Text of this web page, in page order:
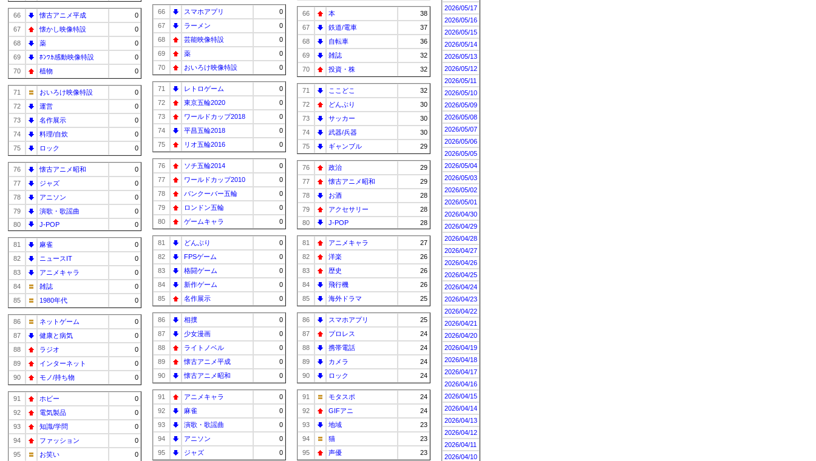
66 懐古アニメ平成
0
67
懐かし映像特設
0
68
薬
0
69
ﾎﾝﾜｶ感動映像特設
0
70
植物 0
71 おいろけ映像特設
0
72
運営
0
73
名作展示
0
74
料理/自炊
0
75
ロック 0
76 懐古アニメ昭和
0
77
ジャズ
0
78
アニソン
0
79
演歌・歌謡曲
0
80
J-POP 0
81 麻雀
0
82
ニュースIT
0
83
アニメキャラ
0
84
雑誌
0
85
1980年代 0
86 ネットゲーム
0
87
健康と病気
0
88
ラジオ
0
89
インターネット
0
90
モノ/持ち物 0
91 ホビー
0
92
電気製品
0
93
知識/学問
0
94
ファッション
0
95
お笑い 0
66 スマホアプリ
0
67
ラーメン
0
68
芸能映像特設
0
69
薬
0
70
おいろけ映像特設 0
71 レトロゲーム
0
72
東京五輪2020
0
73
ワールドカップ2018
0
74
平昌五輪2018
0
75
リオ五輪2016 0
76 ソチ五輪2014
0
77
ワールドカップ2010
0
78
バンクーバー五輪
0
79
ロンドン五輪
0
80
ゲームキャラ 0
81 どんぶり
0
82
FPSゲーム
0
83
格闘ゲーム
0
84
新作ゲーム
0
85
名作展示 0
86 相撲
0
87
少女漫画
0
88
ライトノベル
0
89
懐古アニメ平成
0
90
懐古アニメ昭和 0
91 アニメキャラ
0
92
麻雀
0
93
演歌・歌謡曲
0
94
アニソン
0
95
ジャズ 0
66 本
38
67
鉄道/電車
37
68
自転車
36
69
雑誌
32
70
投資・株 32
71 ここどこ
32
72
どんぶり
30
73
サッカー
30
74
武器/兵器
30
75
ギャンブル 29
76 政治
29
77
懐古アニメ昭和
29
78
お酒
28
79
アクセサリー
28
80
J-POP 28
81 アニメキャラ
27
82
洋楽
26
83
歴史
26
84
飛行機
26
85
海外ドラマ 25
86 スマホアプリ
25
87
プロレス
24
88
携帯電話
24
89
カメラ
24
90
ロック 24
91 モタスポ
24
92
GIFアニ
24
93
地域
23
94
猫
23
95
声優 23
2026/05/17
2026/05/16
2026/05/15
2026/05/14
2026/05/13
2026/05/12
2026/05/11
2026/05/10
2026/05/09
2026/05/08
2026/05/07
2026/05/06
2026/05/05
2026/05/04
2026/05/03
2026/05/02
2026/05/01
2026/04/30
2026/04/29
2026/04/28
2026/04/27
2026/04/26
2026/04/25
2026/04/24
2026/04/23
2026/04/22
2026/04/21
2026/04/20
2026/04/19
2026/04/18
2026/04/17
2026/04/16
2026/04/15
2026/04/14
2026/04/13
2026/04/12
2026/04/11
2026/04/10